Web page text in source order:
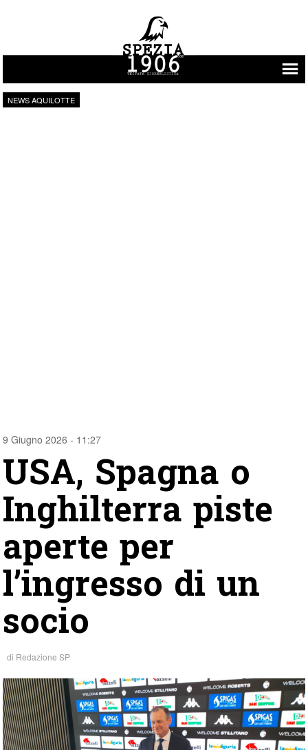
Vai al contenuto
NEWS AQUILOTTE
9 Giugno 2026 - 11:27
USA, Spagna o
Inghilterra piste
aperte per
l’ingresso di un
socio
di Redazione SP